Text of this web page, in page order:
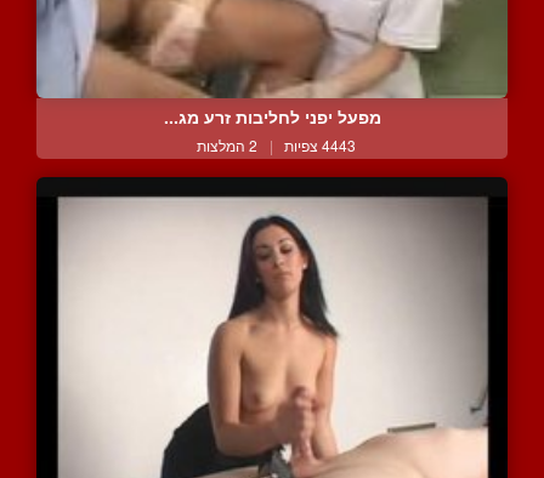
מפעל יפני לחליבות זרע מג...
4443 צפיות | 2 המלצות